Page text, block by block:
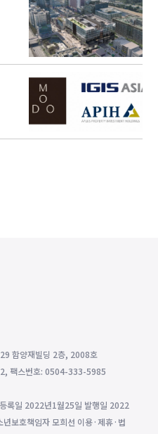
함양재빌딩 2층, 2008호
팩스번호: 0504-333-5985
록일 2022년1월25일 발행일 2022
보호책임자 모희선 이용·제휴·법